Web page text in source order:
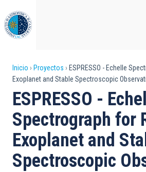
al
contenido
principal
Sobrescribir
enlaces
de
ayuda
a
la
Inicio Proyectos
ESPRESSO - Echelle
Exoplanet and Stable Spectroscopic
ESPRESSO -
Spectrograph for
Exoplanet and
Spectroscopic